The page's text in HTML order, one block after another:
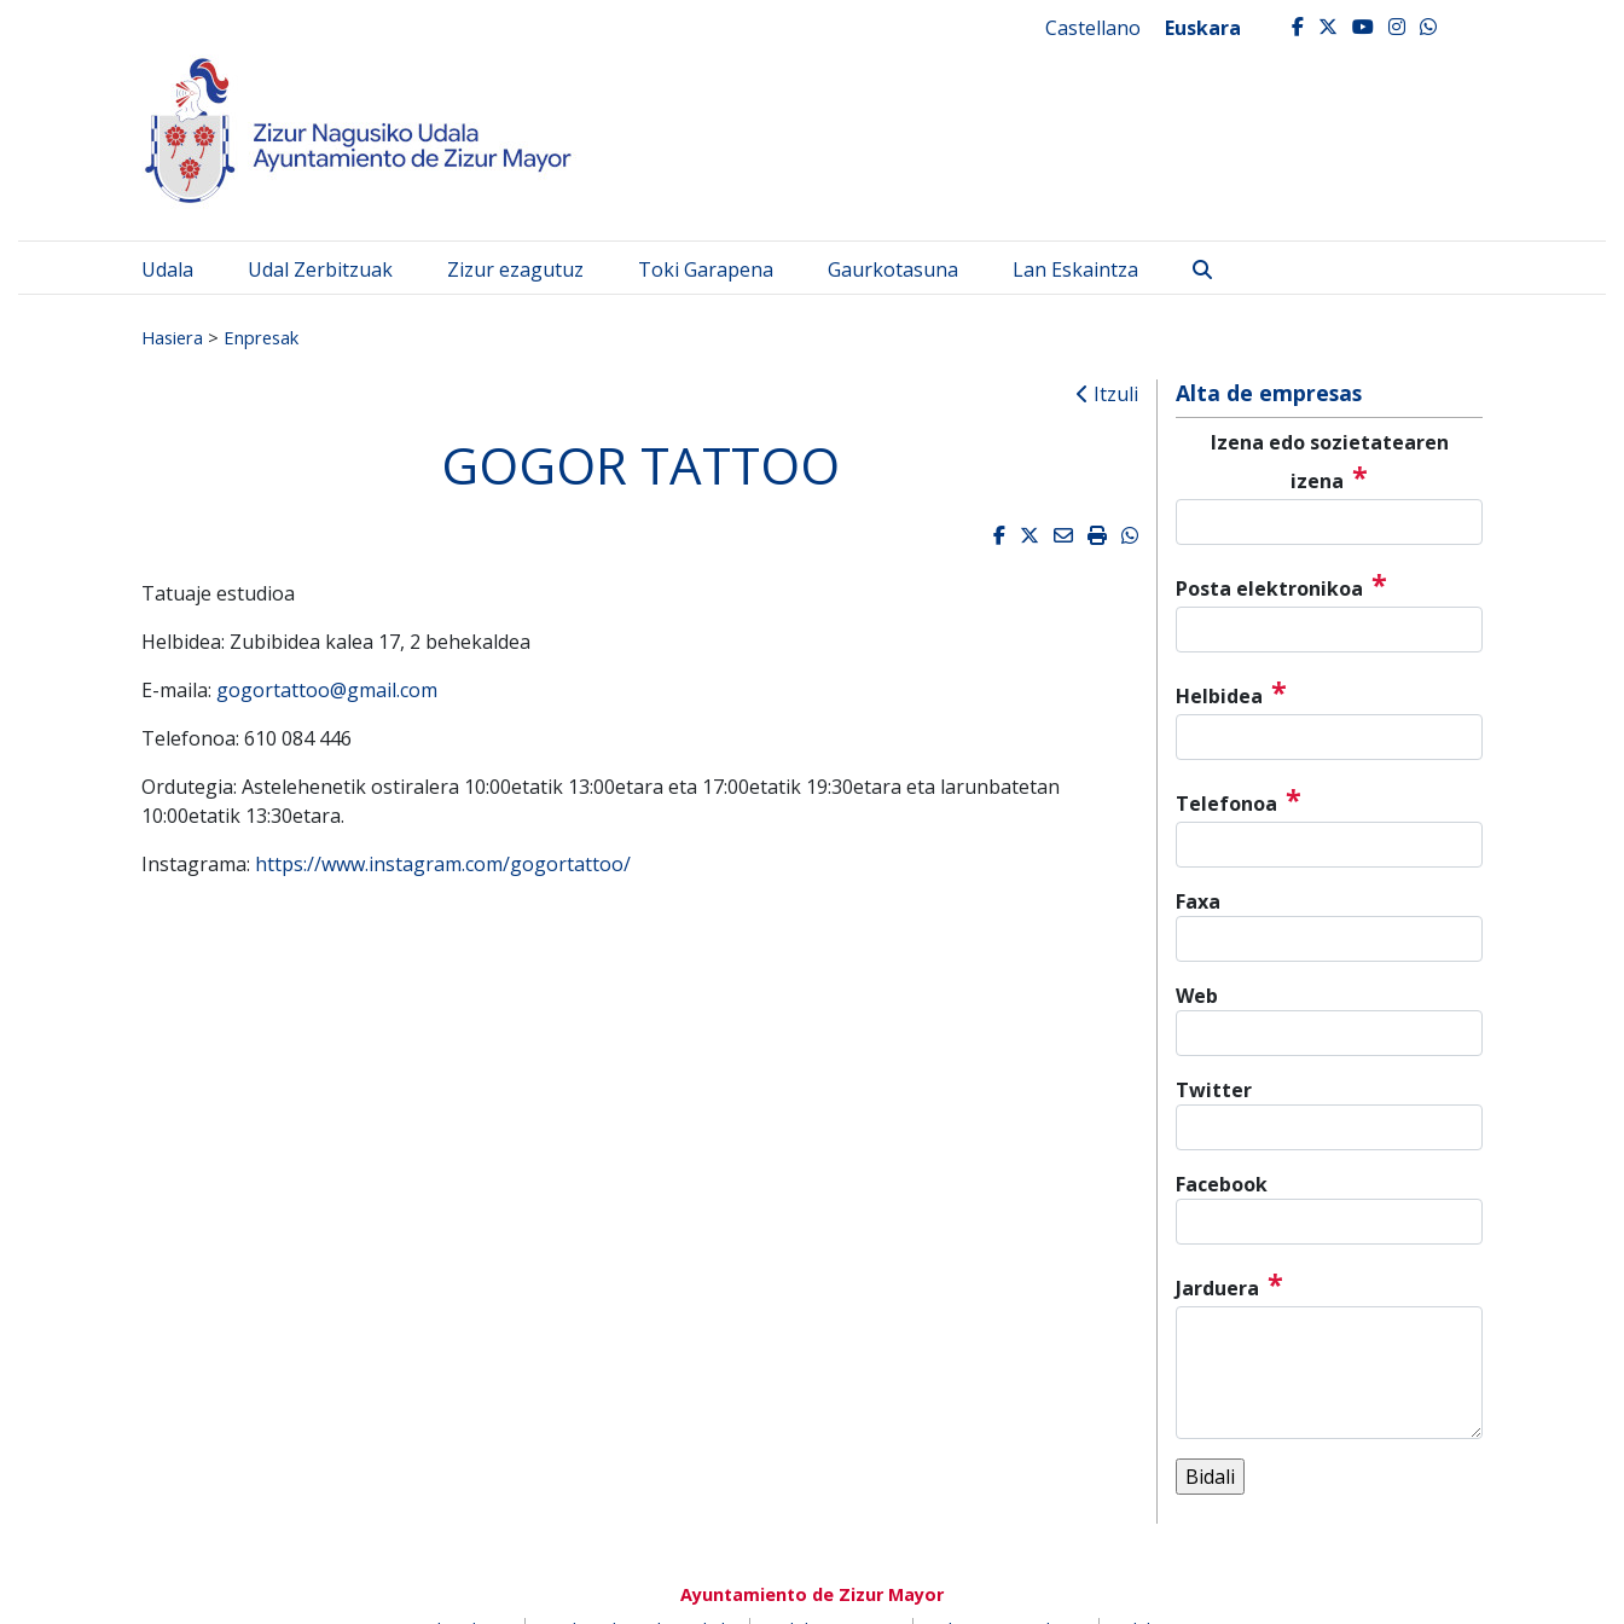
Castellano Euskara facebook
twitter
youtube
instagram
whatsapp
Udala Udal Zerbitzuak Zizur ezagutuz Toki Garapena Gaurkotasuna Lan Eskaintza
Hasiera > Enpresak
Itzuli
GOGOR TATTOO
Facebook
Twitter
EmailImprimirWhatsapp
Tatuaje estudioa
Helbidea: Zubibidea kalea 17, 2 behekaldea
E-maila: gogortattoo@gmail.com
Telefonoa: 610 084 446
Ordutegia: Astelehenetik ostiralera 10:00etatik 13:00etara eta 17:00etatik 19:30etara eta larunbatetan
10:00etatik 13:30etara.
Instagrama: https://www.instagram.com/gogortattoo/
Alta de empresas
Izena edo sozietatearen
izena *
Posta elektronikoa *
Helbidea *
Telefonoa *
Faxa
Web
Twitter
Facebook
Jarduera *
Ayuntamiento de Zizur Mayor